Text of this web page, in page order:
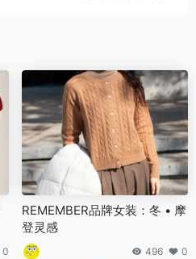
0
REMEMBER品牌女装：冬 • 摩
登灵感
496 0